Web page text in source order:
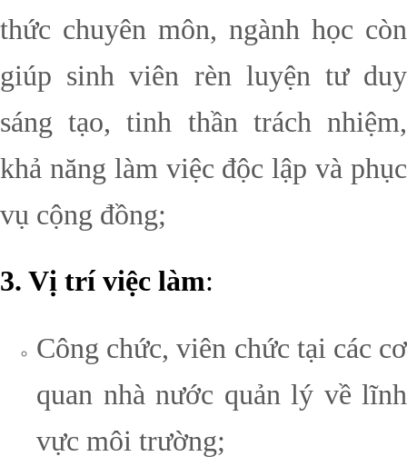
thức chuyên môn, ngành học còn
giúp sinh viên rèn luyện tư duy
sáng tạo, tinh thần trách nhiệm,
khả năng làm việc độc lập và phục
vụ cộng đồng;
3. Vị trí việc làm:
Công chức, viên chức tại các cơ
quan nhà nước quản lý về lĩnh
vực môi trường;